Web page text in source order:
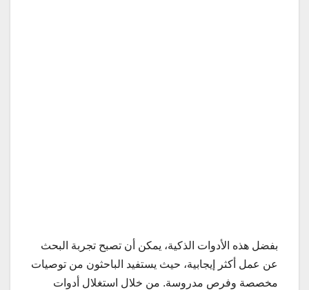
بفضل هذه الأدوات الذكية، يمكن أن تصبح تجربة البحث
عن عمل أكثر إيجابية، حيث يستفيد الباحثون من توصيات
مخصصة وفرص مدروسة. من خلال استغلال أدوات